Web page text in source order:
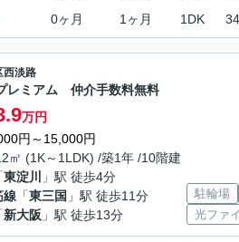
0ヶ月 1ヶ月 1DK
西淡路
レミアム 仲介手数料無料
万円
円～15,000円
㎡ (1K～1LDK) /築1年 /10階建
東淀川
」駅 徒歩4分
線 「東三国 」駅 徒歩11分
新大阪 」駅 徒歩13分
駐輪場
光ファ